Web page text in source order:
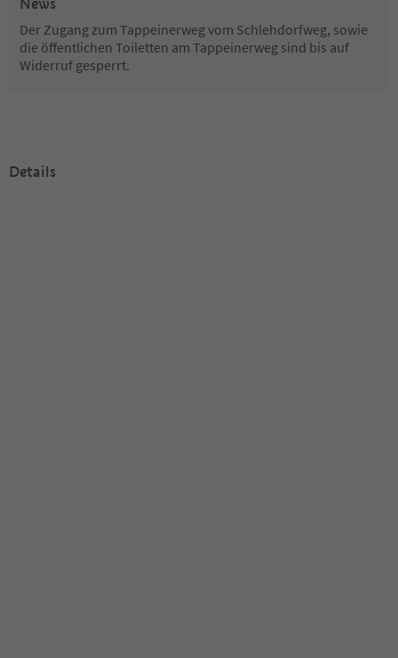
News
Der Zugang zum Tappeinerweg vom Schlehdorfweg, sowie
die öffentlichen Toiletten am Tappeinerweg sind bis auf
Widerruf gesperrt.
Details